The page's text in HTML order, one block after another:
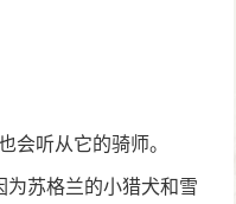
听从它的骑师。
苏格兰的小猎犬和雪